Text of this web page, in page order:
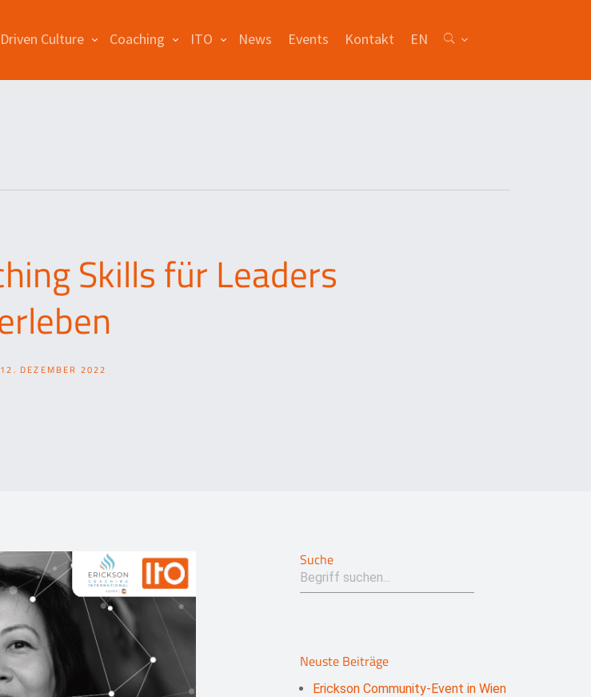
Culture Coaching ITO News Events Kontakt EN
Skills für Leaders
12. DEZEMBER 2022
Suche
Neuste Beiträge
Erickson Community-Event in Wien